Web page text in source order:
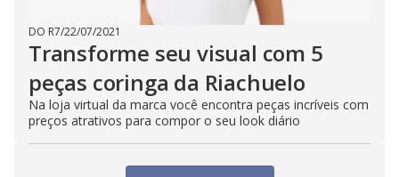
DO R7/22/07/2021
Transforme seu visual com 5
peças coringa da Riachuelo
Na loja virtual da marca você encontra peças incríveis com
preços atrativos para compor o seu look diário